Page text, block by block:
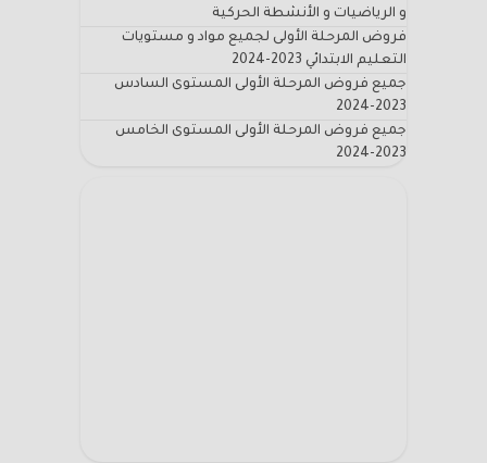
و الرياضيات و الأنشطة الحركية
فروض المرحلة الأولى لجميع مواد و مستويات
التعليم الابتدائي 2023-2024
جميع فروض المرحلة الأولى المستوى السادس
2023-2024
جميع فروض المرحلة الأولى المستوى الخامس
2023-2024